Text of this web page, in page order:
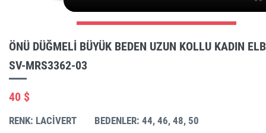
ÖNÜ DÜĞMELI BÜYÜK BEDEN UZUN KOLLU KADIN
SV-MRS3362-03
40 $
RENK: LACIVERT BEDENLER: 44, 46, 48, 50